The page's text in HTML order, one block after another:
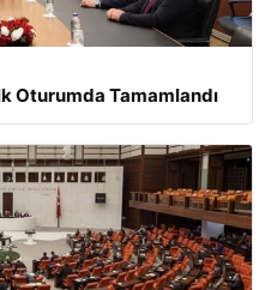
Oturumda Tamamlandı